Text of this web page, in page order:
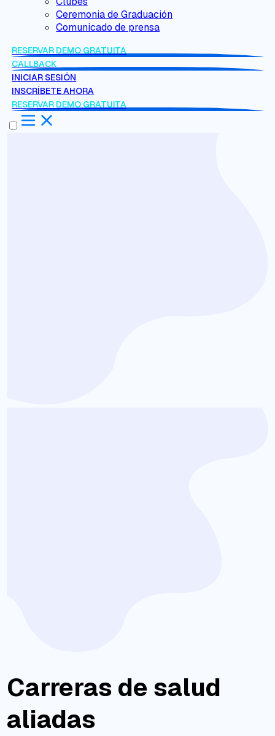
Ceremonia de Graduación
Comunicado de prensa
RESERVAR DEMO GRATUITA
CALLBACK
INICIAR SESIÓN
INSCRÍBETE AHORA
RESERVAR DEMO GRATUITA
Carreras de salud
aliadas